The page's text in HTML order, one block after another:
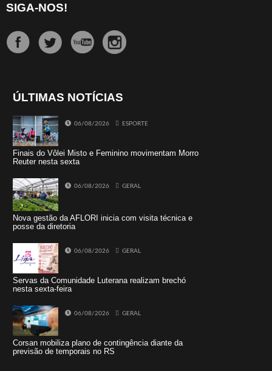
SIGA-NOS!
ÚLTIMAS NOTÍCIAS
06/08/2026 ESPORTE
Finais do Vôlei Misto e Feminino movimentam Morro
Reuter nesta sexta
06/08/2026 GERAL
Nova gestão da AFLORI inicia com visita técnica e
posse da diretoria
06/08/2026 GERAL
Servas da Comunidade Luterana realizam brechó
nesta sexta-feira
06/08/2026 GERAL
Corsan mobiliza plano de contingência diante da
previsão de temporais no RS